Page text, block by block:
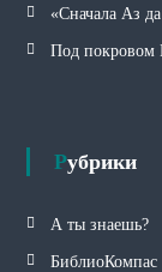
«Сначала Аз
Под покровом
Рубрики
А ты знаешь?
БиблиоКомпас